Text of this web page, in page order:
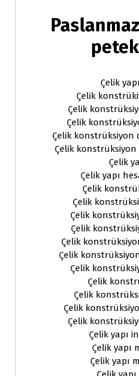
Çelik
Çelik
Çelik
Çelik
Çelik konstrüksiyon
Çelik
Çelik
Çelik yapı
Çelik
Çelik
Çelik
Çelik
Çelik
Çelik
Çelik
Çelik
Çelik
Çelik
Çelik
Çelik yapı
Çelik yapı
Çelik yapı